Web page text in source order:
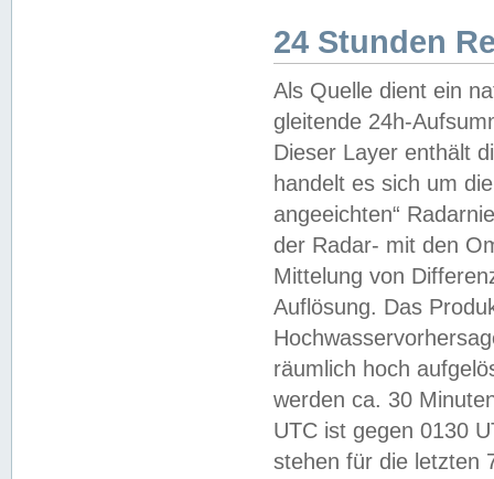
24 Stunden
Als Quelle dient ein
gleitende 24h-
Dieser Layer enthält
handelt es sich um
angeeichten“
der Radar- mit den
Mittelung von
Auflösung. Das
räumlich hoch
werden ca. 30
UTC ist gegen 0130
stehen für die letzten